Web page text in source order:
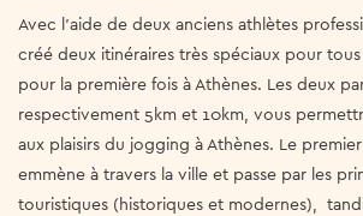
Avec l'aide de deux anciens athlètes
créé deux itinéraires très spéciaux pour
pour la première fois à Athènes. Les deux
respectivement 5km et 10km, vous
aux plaisirs du jogging à Athènes. Le
emmène à travers la ville et passe par les
touristiques (historiques et modernes),